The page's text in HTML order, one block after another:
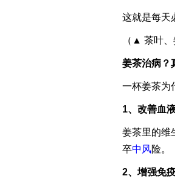
这就是每天
（▲ 茶叶、
姜茶治病？
一杯姜茶为
1、改善血
姜茶里的维
卒中风险。
2、增强免